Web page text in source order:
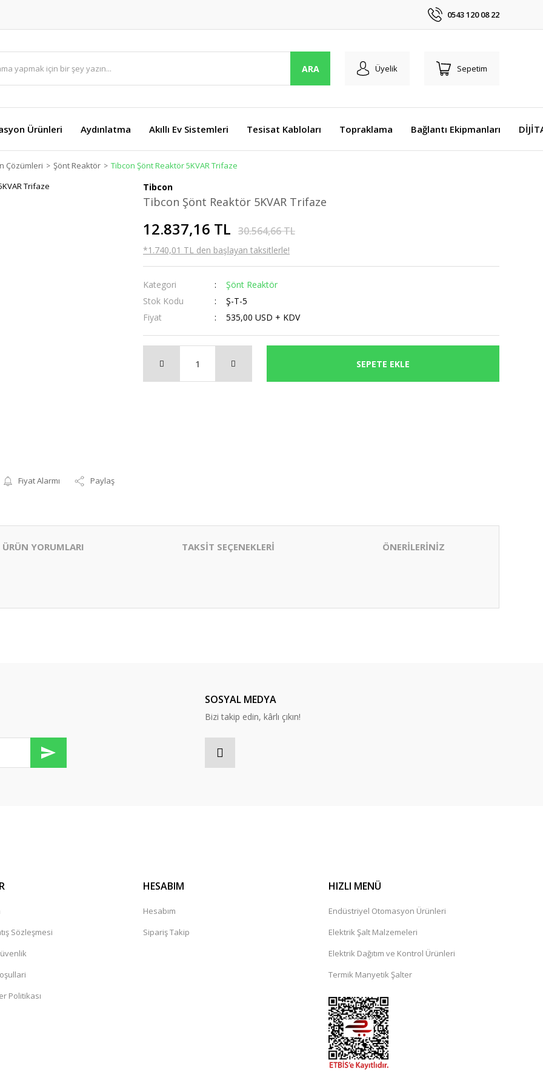
0543 120 08 22
ARA Üyelik Sepetim
Ürünleri Aydınlatma Akıllı Ev Sistemleri Tesisat Kabloları Topraklama Bağlantı Ekipmanları
Çözümleri Şönt Reaktör Tibcon Şönt Reaktör 5KVAR Trifaze
Fiyat Alarmı Paylaş
Tibcon
Tibcon Şönt Reaktör 5KVAR Trifaze
12.837,16 TL 30.564,66 TL
*1.740,01 TL den başlayan taksitlerle!
Kategori
Şönt Reaktör
Stok Kodu
Ş-T-5
Fiyat
535,00 USD + KDV
SEPETE EKLE
ÜRÜN YORUMLARI TAKSİT SEÇENEKLERİ ÖNERİLERİNİZ
SOSYAL MEDYA
Bizi takip edin, kârlı çıkın!
Sözleşmesi
Politikası
HESABIM
Hesabım
Sipariş Takip
HIZLI MENÜ
Endüstriyel Otomasyon Ürünleri
Elektrik Şalt Malzemeleri
Elektrik Dağıtım ve Kontrol Ürünleri
Termik Manyetik Şalter